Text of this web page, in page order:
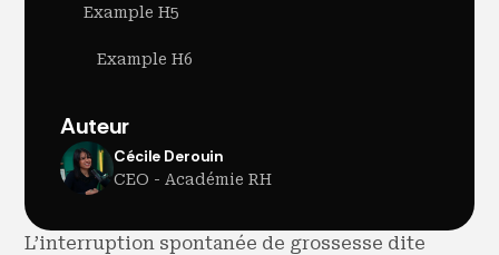
L’interruption spontanée de grossesse dite
Example H5
Example H6
Auteur
Cécile Derouin
CEO - Académie RH